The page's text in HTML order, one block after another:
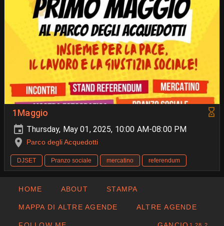
1Maggio
Thursday, May 01, 2025, 10:00 AM-08:00 PM
Parco degli Acquedotti
DJSET Pranzo sociale mercatino referendum
HOME ABOUT STAMPA
MAPPA DI ALTRE AGENDE ALTRE AGENDE